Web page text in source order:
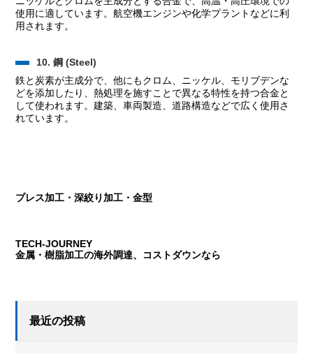
使用に適しています。航空機エンジンや化学プラントなどに利
用されます。
10. 鋼 (Steel)
鉄と炭素が主成分で、他にもクロム、ニッケル、モリブデンな
どを添加したり、熱処理を施すことで異なる特性を持つ合金と
して使われます。建築、車両製造、道路構造などで広く使用さ
れています。
プレス加工・深絞り加工・金型
TECH-JOURNEY
金属・樹脂加工の海外調達、コストダウンなら
最近の投稿